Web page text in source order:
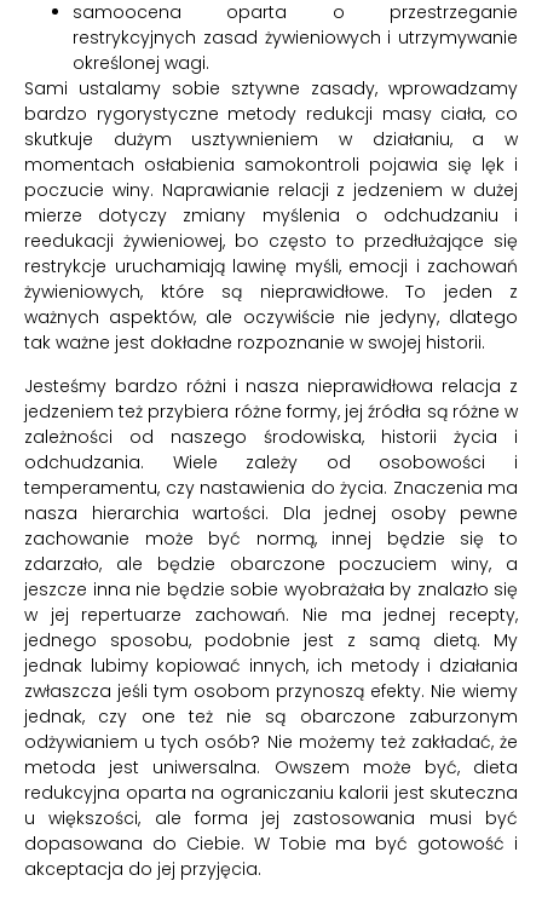
samoocena oparta o przestrzeganie
restrykcyjnych zasad żywieniowych i utrzymywanie
określonej wagi.
Sami ustalamy sobie sztywne zasady, wprowadzamy
bardzo rygorystyczne metody redukcji masy ciała, co
skutkuje dużym usztywnieniem w działaniu, a w
momentach osłabienia samokontroli pojawia się lęk i
poczucie winy. Naprawianie relacji z jedzeniem w dużej
mierze dotyczy zmiany myślenia o odchudzaniu i
reedukacji żywieniowej, bo często to przedłużające się
restrykcje uruchamiają lawinę myśli, emocji i zachowań
żywieniowych, które są nieprawidłowe. To jeden z
ważnych aspektów, ale oczywiście nie jedyny, dlatego
tak ważne jest dokładne rozpoznanie w swojej historii.
Jesteśmy bardzo różni i nasza nieprawidłowa relacja z
jedzeniem też przybiera różne formy, jej źródła są różne w
zależności od naszego środowiska, historii życia i
odchudzania. Wiele zależy od osobowości i
temperamentu, czy nastawienia do życia. Znaczenia ma
nasza hierarchia wartości. Dla jednej osoby pewne
zachowanie może być normą, innej będzie się to
zdarzało, ale będzie obarczone poczuciem winy, a
jeszcze inna nie będzie sobie wyobrażała by znalazło się
w jej repertuarze zachowań. Nie ma jednej recepty,
jednego sposobu, podobnie jest z samą dietą. My
jednak lubimy kopiować innych, ich metody i działania
zwłaszcza jeśli tym osobom przynoszą efekty. Nie wiemy
jednak, czy one też nie są obarczone zaburzonym
odżywianiem u tych osób? Nie możemy też zakładać, że
metoda jest uniwersalna. Owszem może być, dieta
redukcyjna oparta na ograniczaniu kalorii jest skuteczna
u większości, ale forma jej zastosowania musi być
dopasowana do Ciebie. W Tobie ma być gotowość i
akceptacja do jej przyjęcia.